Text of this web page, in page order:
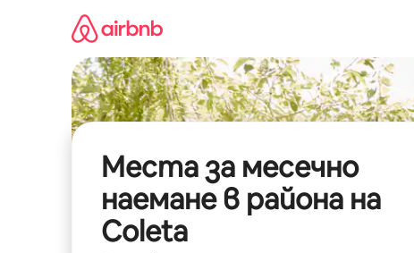
съдържанието
Места за месечно
наемане в района на
Coleta